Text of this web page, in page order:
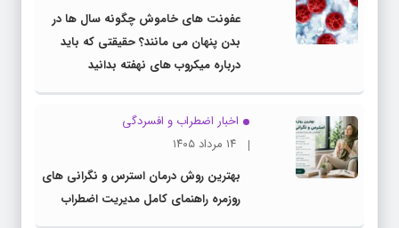
عفونت های خاموش چگونه سال ها در
بدن پنهان می مانند؟ حقیقتی که باید
درباره میکروب های نهفته بدانید
اخبار اضطراب و افسردگی
۱۴ مرداد ۱۴۰۵
بهترین روش درمان استرس و نگرانی های
روزمره راهنمای کامل مدیریت اضطراب